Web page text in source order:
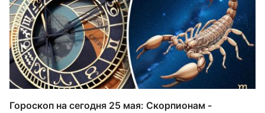
Гороскоп на сегодня 25 мая: Скорпионам -